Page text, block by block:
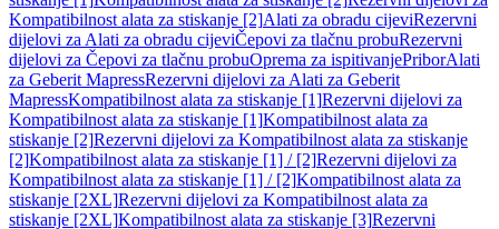
Kompatibilnost alata za stiskanje [2]Alati za obradu cijeviRezervni
dijelovi za Alati za obradu cijeviČepovi za tlačnu probuRezervni
dijelovi za Čepovi za tlačnu probuOprema za ispitivanjePriborAlati
za Geberit MapressRezervni dijelovi za Alati za Geberit
MapressKompatibilnost alata za stiskanje [1]Rezervni dijelovi za
Kompatibilnost alata za stiskanje [1]Kompatibilnost alata za
stiskanje [2]Rezervni dijelovi za Kompatibilnost alata za stiskanje
[2]Kompatibilnost alata za stiskanje [1] / [2]Rezervni dijelovi za
Kompatibilnost alata za stiskanje [1] / [2]Kompatibilnost alata za
stiskanje [2XL]Rezervni dijelovi za Kompatibilnost alata za
stiskanje [2XL]Kompatibilnost alata za stiskanje [3]Rezervni